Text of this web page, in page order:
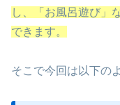
し、「お風呂遊び」
できます。
そこで今回は以下の